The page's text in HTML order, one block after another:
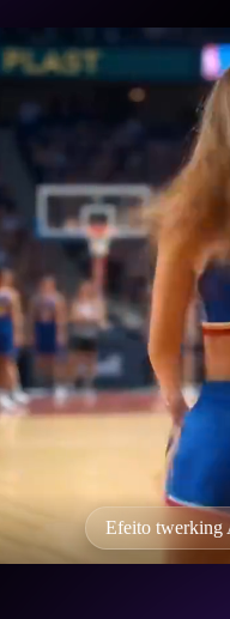
Efeito twerking